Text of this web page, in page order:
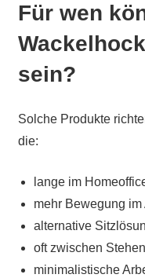
Für wen
sein?
Solche Produkte
die:
lange im
mehr Bewegung
alternative
oft zwischen
minimalistische